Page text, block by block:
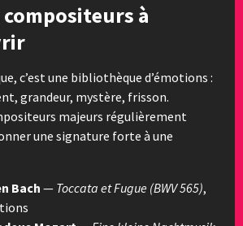
compositeurs à
c’est une bibliothèque d’émotions :
grandeur, mystère, frisson.
majeurs régulièrement
une signature forte à une
Bach — Toccata et Fugue (BWV 565),